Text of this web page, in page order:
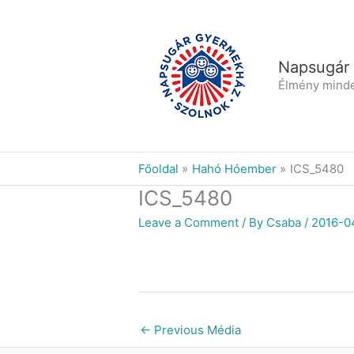
Élmény
Főoldal Hahó Hóember ICS_5480
ICS_5480
Leave a Comment / By Csaba / 2016-
← Previous Média